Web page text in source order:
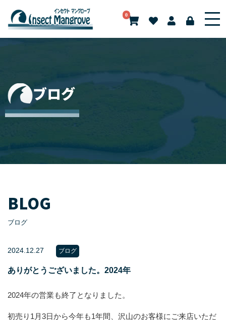
0
ブログ
BLOG
ブログ
2024.12.27 ブログ
ありがとうございました。2024年
2024年の営業も終了となりました。
初売り1月3日から今年も1年間、沢山のお客様にご来店いただ